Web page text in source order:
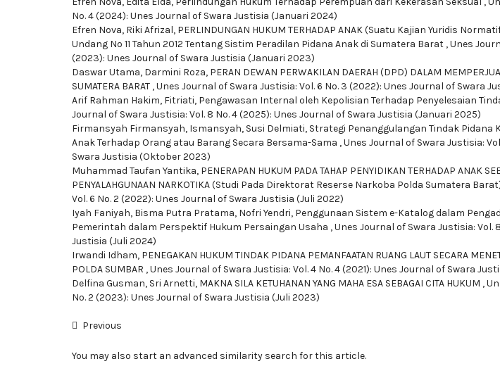
No. 4 (2024): Unes Journal of Swara Justisia (Januari 2024)
Efren Nova, Riki Afrizal, PERLINDUNGAN HUKUM TERHADAP ANAK (Suatu Kajian Yuridis
Undang No 11 Tahun 2012 Tentang Sistim Peradilan Pidana Anak di Sumatera Barat ,Unes
(2023): Unes Journal of Swara Justisia (Januari 2023)
Daswar Utama, Darmini Roza, PERAN DEWAN PERWAKILAN DAERAH (DPD) DALAM
SUMATERA BARAT ,Unes Journal of Swara Justisia: Vol. 6 No. 3 (2022): Unes Journal of Swara
Arif Rahman Hakim, Fitriati, Pengawasan Internal oleh Kepolisian Terhadap Penyelesaian
Journal of Swara Justisia: Vol. 8 No. 4 (2025): Unes Journal of Swara Justisia (Januari 2025)
Firmansyah Firmansyah, Ismansyah, Susi Delmiati, Strategi Penanggulangan Tindak Pidana
Anak Terhadap Orang atau Barang Secara Bersama-Sama ,Unes Journal of Swara Justisia:
Swara Justisia (Oktober 2023)
Muhammad Taufan Yantika, PENERAPAN HUKUM PADA TAHAP PENYIDIKAN TERHADAP ANAK
PENYALAHGUNAAN NARKOTIKA (Studi Pada Direktorat Reserse Narkoba Polda Sumatera
Vol. 6 No. 2 (2022): Unes Journal of Swara Justisia (Juli 2022)
Iyah Faniyah, Bisma Putra Pratama, Nofri Yendri, Penggunaan Sistem e-Katalog dalam
Pemerintah dalam Perspektif Hukum Persaingan Usaha ,Unes Journal of Swara Justisia: Vol.
Justisia (Juli 2024)
Irwandi Idham, PENEGAKAN HUKUM TINDAK PIDANA PEMANFAATAN RUANG LAUT SECARA
POLDA SUMBAR ,Unes Journal of Swara Justisia: Vol. 4 No. 4 (2021): Unes Journal of Swara
Delfina Gusman, Sri Arnetti, MAKNA SILA KETUHANAN YANG MAHA ESA SEBAGAI CITA HUKUM ,
No. 2 (2023): Unes Journal of Swara Justisia (Juli 2023)
Previous
You may also start an advanced similarity search for this article.